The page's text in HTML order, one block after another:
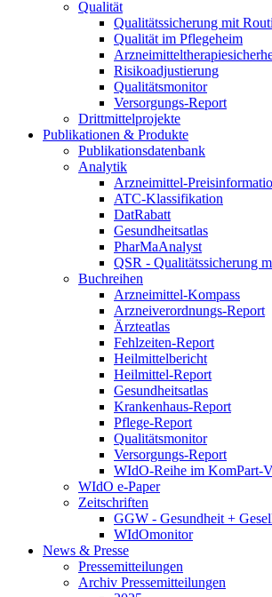
Qualität
Qualitätssicherung mit
Qualität im Pflegeheim
Risikoadjustierung
Qualitätsmonitor
Versorgungs-Report
Drittmittelprojekte
Publikationen & Produkte
Publikationsdatenbank
Analytik
Arzneimittel-
ATC-Klassifikation
DatRabatt
Gesundheitsatlas
PharMaAnalyst
QSR - Qualitätssicherung
Buchreihen
Arzneimittel-Kompass
Arzneiverordnungs-Report
Ärzteatlas
Fehlzeiten-Report
Heilmittelbericht
Heilmittel-Report
Gesundheitsatlas
Krankenhaus-Report
Pflege-Report
Qualitätsmonitor
Versorgungs-Report
WIdO-Reihe im KomPart-
WIdO e-Paper
Zeitschriften
GGW - Gesundheit +
WIdOmonitor
News & Presse
Pressemitteilungen
Archiv Pressemitteilungen